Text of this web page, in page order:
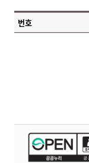
번호